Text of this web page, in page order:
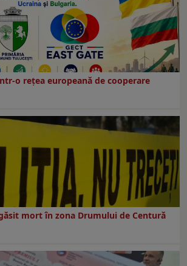
o rețea europeană de cooperare
mort în zona Drumului de Centură